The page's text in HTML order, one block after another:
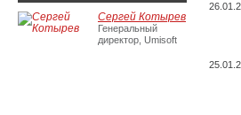
Сергей Котырев
Генеральный
директор, Umisoft